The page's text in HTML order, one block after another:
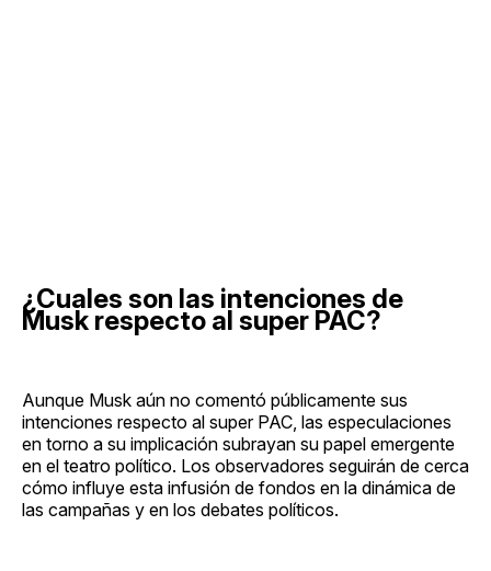
¿Cuales son las intenciones de
Musk respecto al super PAC?
Aunque Musk aún no comentó públicamente sus
intenciones respecto al super PAC, las especulaciones
en torno a su implicación subrayan su papel emergente
en el teatro político. Los observadores seguirán de cerca
cómo influye esta infusión de fondos en la dinámica de
las campañas y en los debates políticos.